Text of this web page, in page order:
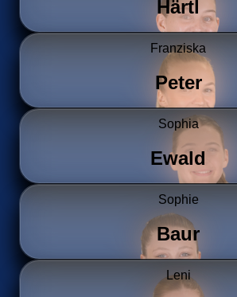
Härtl
Franziska
Peter
Sophia
Ewald
Sophie
Baur
Leni